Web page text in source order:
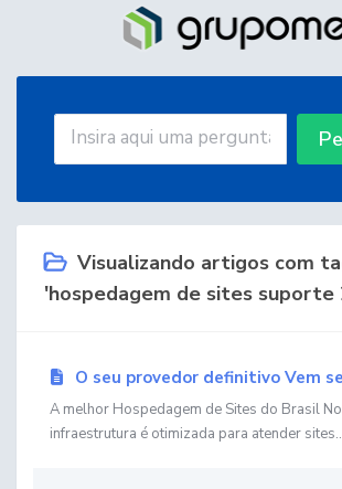
Visualizando artigos com
'hospedagem de sites suporte
O seu provedor definitivo Vem
A melhor Hospedagem de Sites do Brasil
infraestrutura é otimizada para atender